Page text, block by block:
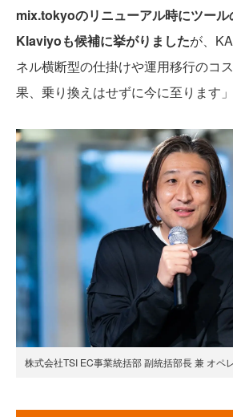
mix.tokyoのリニューアル時にツール
Klaviyoも候補に挙がりましたが、
ネル横断型の仕掛けや運用移行のコ
果、乗り換えはせずに今に至ります」
株式会社TSI EC事業統括部 副統括部長 兼 オペ